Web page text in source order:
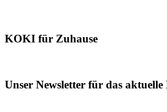
KOKI für Zuhause
Unser Newsletter für das